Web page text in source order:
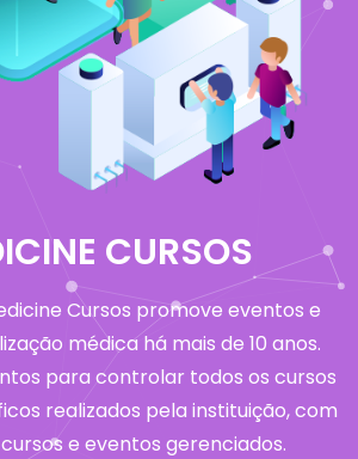
CURSOS
Cursos promove eventos e
médica há mais de 10 anos.
para controlar todos os cursos
realizados pela instituição, com
e eventos gerenciados.